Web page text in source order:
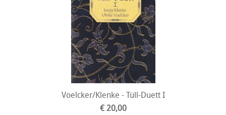
Voelcker/Klenke - Tüll-Duett I
€ 20,00